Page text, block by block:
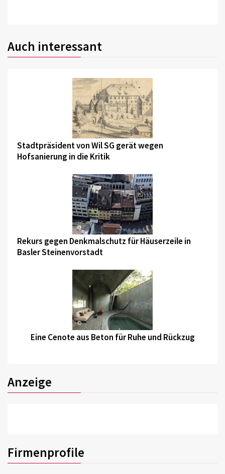
Auch interessant
©
Stadtpräsident von Wil SG gerät wegen
Hofsanierung in die Kritik
©
Rekurs gegen Denkmalschutz für Häuserzeile in
Basler Steinenvorstadt
©
Eine Cenote aus Beton für Ruhe und Rückzug
Anzeige
Firmenprofile